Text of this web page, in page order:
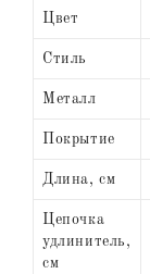
Цвет
Стиль
Металл
Покрытие
Длина, см
Цепочка
удлинитель,
см